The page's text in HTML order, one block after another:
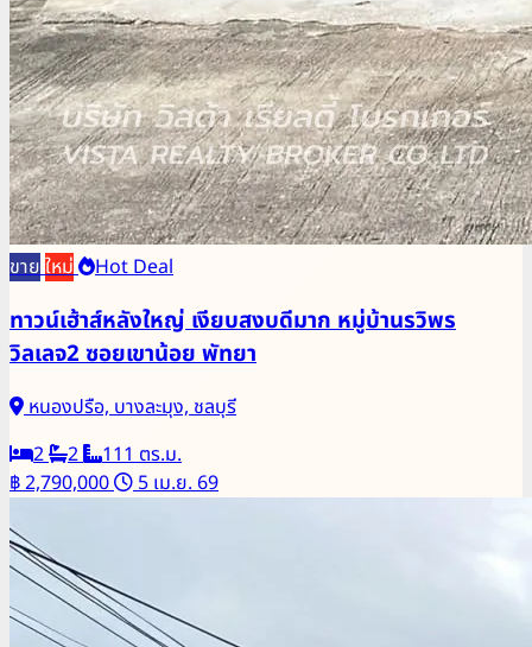
ขายใหม่ Hot Deal
ทาวน์เฮ้าส์หลังใหญ่ เงียบสงบดีมาก หมู่บ้านรวิพร
วิลเลจ2 ซอยเขาน้อย พัทยา
หนองปรือ, บางละมุง, ชลบุรี
2
2
111 ตร.ม.
฿ 2,790,000
5 เม.ย. 69